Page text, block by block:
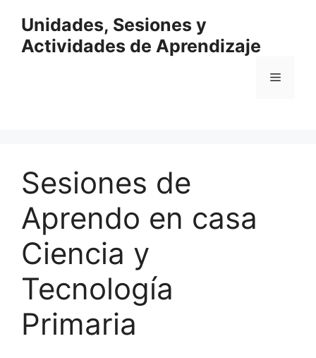
contenido
Unidades, Sesiones y
Actividades de Aprendizaje
Menú
Sesiones de
Aprendo en casa
Ciencia y
Tecnología
Primaria